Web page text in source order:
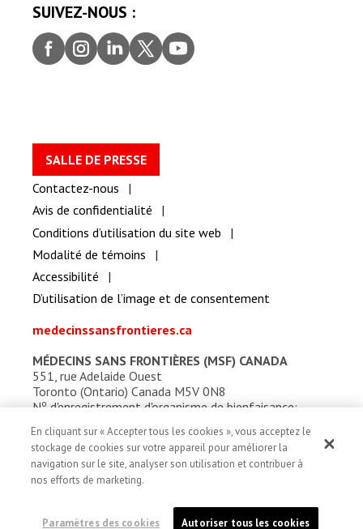
SUIVEZ-NOUS :
Faceb
ook
Insta
gram
Linke
dIn
Twitt
er
youtu
be
SALLE DE PRESSE
Contactez-nous
Avis de confidentialité
Conditions d’utilisation du site web
Modalité de témoins
Accessibilité
D’utilisation de l’image et de consentement
medecinssansfrontieres.ca
MÉDECINS SANS FRONTIÈRES (MSF) CANADA
551, rue Adelaide Ouest
Toronto (Ontario) Canada M5V 0N8
Nod'enregistrement d'organisme de bienfaisance:
En cliquant sur « Accepter tous les cookies », vous acceptez le
stockage de cookies sur votre appareil pour améliorer la
navigation sur le site, analyser son utilisation et contribuer à
nos efforts de marketing.
Paramètres des cookies Autoriser tous les cookies